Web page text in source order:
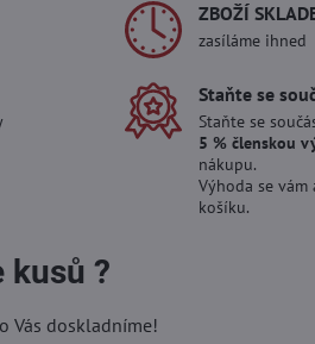
ZBOŽÍ
zasíláme ihned
Staňte se
Staňte se
5 % členskou
nákupu.
Výhoda se
košíku.
kusů ?
Vás doskladníme!